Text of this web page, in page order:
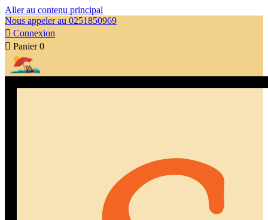
Aller au contenu principal
Nous appeler au 0251850969
 Connexion
 Panier 0